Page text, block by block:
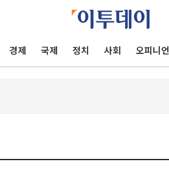
경제 국제 정치 사회 오피니언